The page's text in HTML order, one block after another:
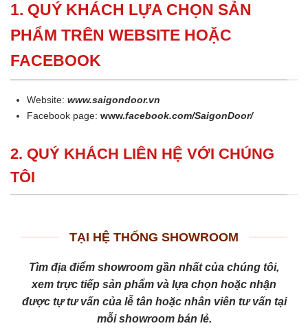
1. QUÝ KHÁCH LỰA CHỌN SẢN
PHẨM TRÊN WEBSITE HOẶC
FACEBOOK
Website:www.saigondoor.vn
Facebook page:www.facebook.com/SaigonDoor/
2. QUÝ KHÁCH LIÊN HỆ VỚI CHÚNG
TÔI
TẠI HỆ THỐNG SHOWROOM
Tìm địa điểm showroom gần nhất của chúng tôi,
xem trực tiếp sản phẩm và lựa chọn hoặc nhận
được tự tư vấn của lễ tân hoặc nhân viên tư vấn tại
mỗi showroom bán lẻ.